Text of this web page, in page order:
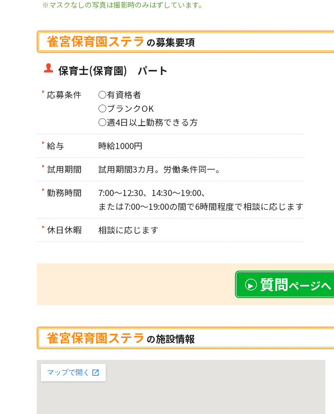
※マスクなしの写真は撮影時のみはずしています。
雀宮保育園ステラ の募集要項
保育士(保育園) パート
応募条件
○有資格者
○ブランクOK
○週4日以上勤務できる方
給与
時給1000円
試用期間
試用期間3カ月。労働条件同一。
勤務時間
7:00～12:30、14:30～19:00、
または7:00～19:00の間で6時間程度で相談に応じます
休日休暇
相談に応じます
質問ページへ
雀宮保育園ステラ の施設情報